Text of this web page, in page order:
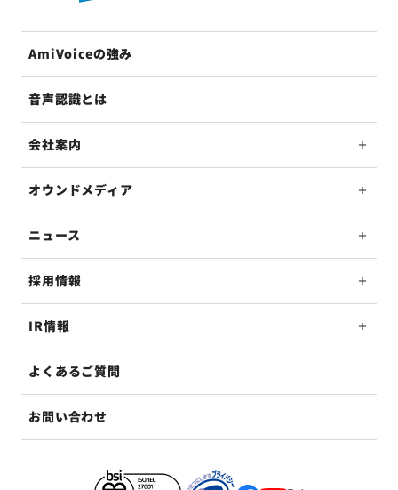
AmiVoiceの強み
音声認識とは
会社案内
オウンドメディア
ニュース
採用情報
IR情報
よくあるご質問
お問い合わせ